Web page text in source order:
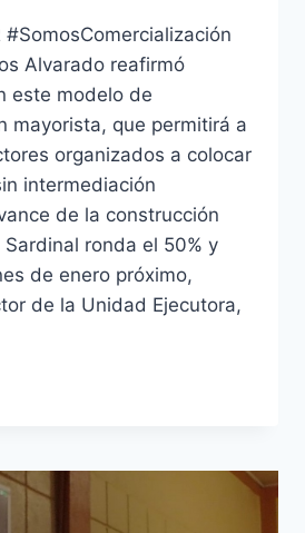
#SomosComercialización
Alvarado reafirmó
este modelo de
mayorista, que permitirá a
organizados a colocar
intermediación
de la construcción
ronda el 50% y
de enero próximo,
de la Unidad Ejecutora,